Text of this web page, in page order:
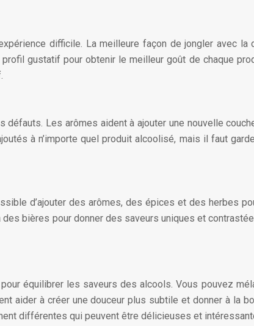
difficile. La meilleure façon de jongler avec
gustatif pour obtenir le meilleur goût de chaque
Les arômes aident à ajouter une nouvelle
à n’importe quel produit alcoolisé, mais il faut
d’ajouter des arômes, des épices et des herbes
bières pour donner des saveurs uniques et
équilibrer les saveurs des alcools. Vous pouvez
aider à créer une douceur plus subtile et donner à la
différentes qui peuvent être délicieuses et